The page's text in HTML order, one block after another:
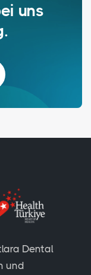
uns
Dental
und